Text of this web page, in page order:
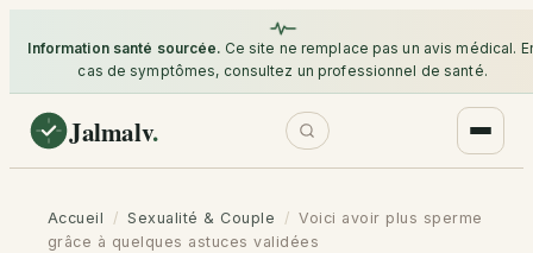
Information santé sourcée. Ce site ne remplace pas un avis médical.
cas de symptômes, consultez un professionnel de santé.
Jalmalv.
Accueil / Sexualité & Couple / Voici avoir plus sperme
grâce à quelques astuces validées